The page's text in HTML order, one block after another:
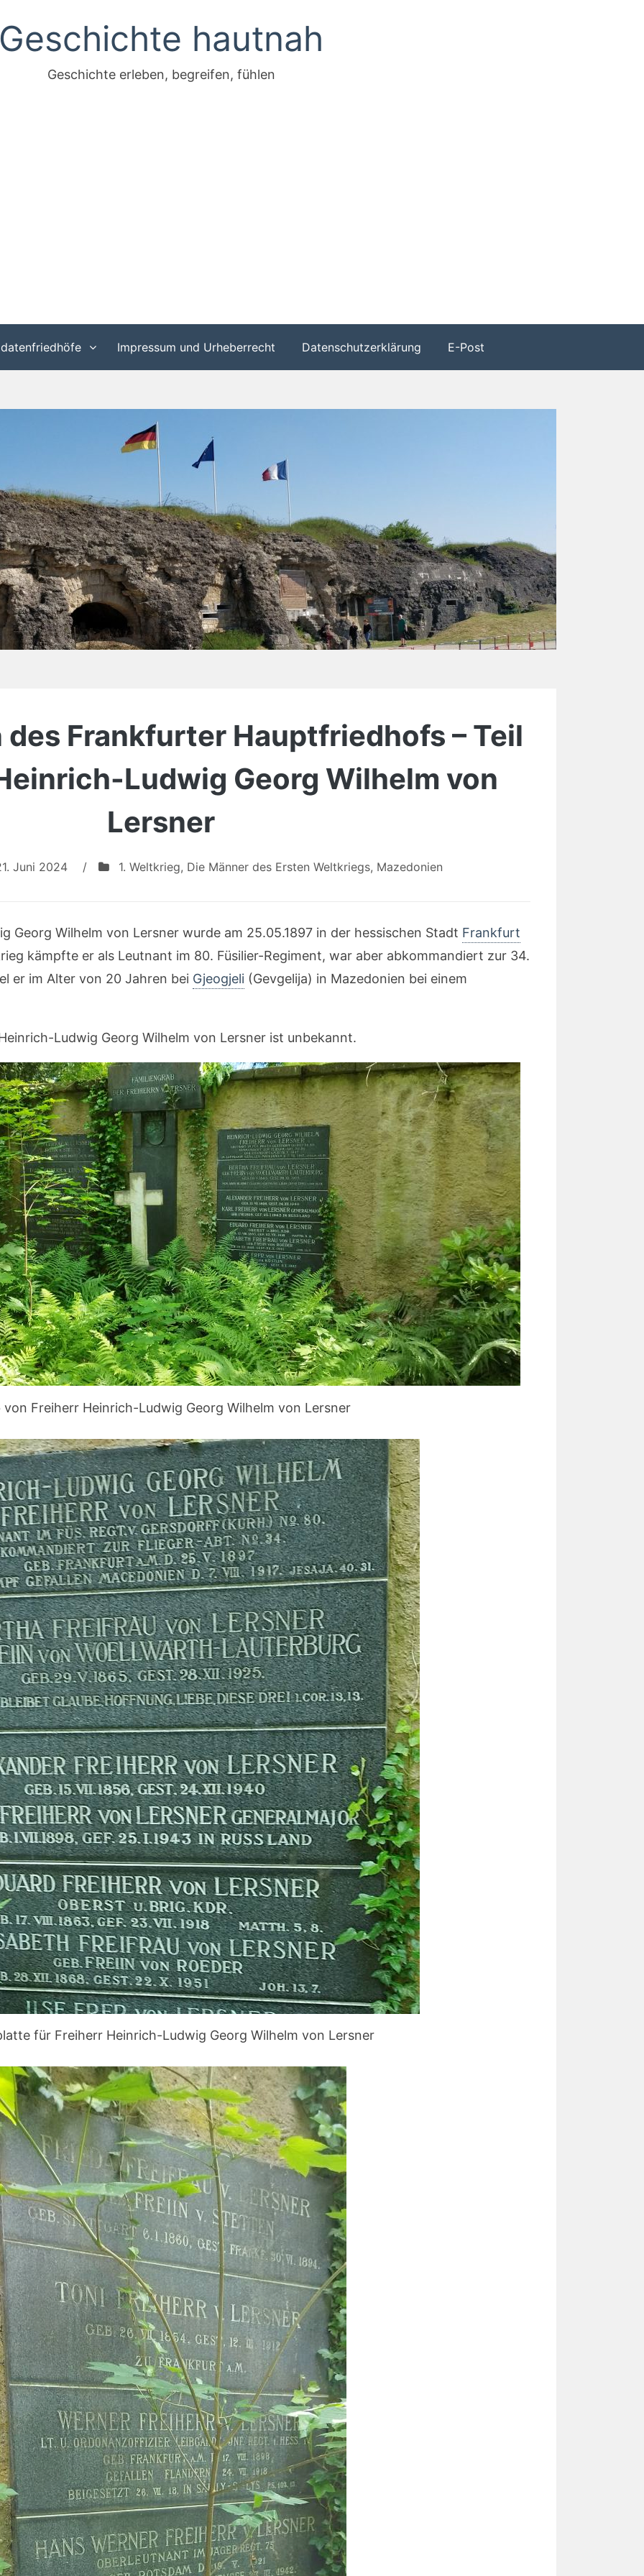
hautnah
Geschichte erleben, begreifen, fühlen
Impressum und Urheberrecht Datenschutzerklärung E-Post
des Frankfurter Hauptfriedhofs – Teil
Ludwig Georg Wilhelm von
Lersner
Juni 2024 / 1. Weltkrieg, Die Männer des Ersten Weltkriegs, Mazedonien
Georg Wilhelm von Lersner wurde am 25.05.1897 in der hessischen Stadt Frankfurt
kämpfte er als Leutnant im 80. Füsilier-Regiment, war aber abkommandiert zur 34.
er im Alter von 20 Jahren bei Gjeogjeli (Gevgelija) in Mazedonien bei einem
Ludwig Georg Wilhelm von Lersner ist unbekannt.
von Freiherr Heinrich-Ludwig Georg Wilhelm von Lersner
für Freiherr Heinrich-Ludwig Georg Wilhelm von Lersner